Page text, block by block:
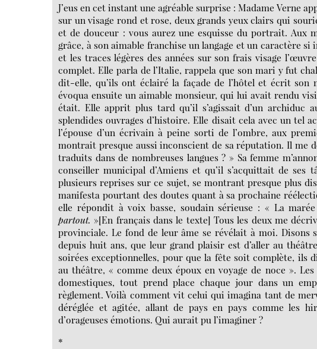
J’eus en cet instant une agréable surprise : Madame Verne
sur un visage rond et rose, deux grands yeux clairs qui
et de douceur : vous aurez une esquisse du portrait. Aux
grâce, à son aimable franchise un langage et un caractère
et les traces légères des années sur son frais visage
complet. Elle parla de l’Italie, rappela que son mari y fut
dit-elle, qu’ils ont éclairé la façade de l’hôtel et écrit
évoqua ensuite un aimable monsieur, qui lui avait rendu
était. Elle apprit plus tard qu’il s’agissait d’un archiduc
splendides ouvrages d’histoire. Elle disait cela avec un tel
l’épouse d’un écrivain à peine sorti de l’ombre, aux
montrait presque aussi inconscient de sa réputation. Il me
traduits dans de nombreuses langues ? » Sa femme
conseiller municipal d’Amiens et qu’il s’acquittait de
plusieurs reprises sur ce sujet, se montrant presque plus
manifesta pourtant des doutes quant à sa prochaine
elle répondit à voix basse, soudain sérieuse : « La
partout. »[En français dans le texte] Tous les deux me
provinciale. Le fond de leur âme se révélait à moi. Disons
depuis huit ans, que leur grand plaisir est d’aller au
soirées exceptionnelles, pour que la fête soit complète, ils
au théâtre, « comme deux époux en voyage de noce ».
domestiques, tout prend place chaque jour dans un
règlement. Voilà comment vit celui qui imagina tant de
déréglée et agitée, allant de pays en pays comme les
d’orageuses émotions. Qui aurait pu l’imaginer ?
*